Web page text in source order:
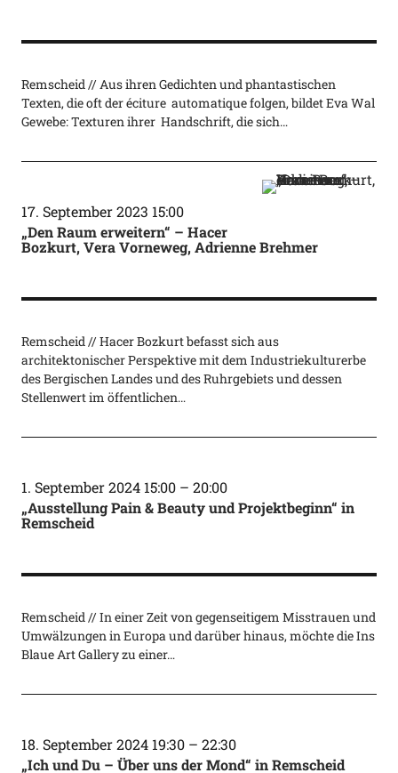
Remscheid // Aus ihren Gedichten und phantastischen
Texten, die oft der éciture automatique folgen, bildet Eva Wal
Gewebe: Texturen ihrer Handschrift, die sich…
17. September 2023 15:00
„Den Raum erweitern“ – Hacer
Bozkurt, Vera Vorneweg, Adrienne Brehmer
Remscheid // Hacer Bozkurt befasst sich aus
architektonischer Perspektive mit dem Industriekulturerbe
des Bergischen Landes und des Ruhrgebiets und dessen
Stellenwert im öffentlichen…
1. September 2024 15:00– 20:00
„Ausstellung Pain & Beauty und Projektbeginn“ in
Remscheid
Remscheid // In einer Zeit von gegenseitigem Misstrauen und
Umwälzungen in Europa und darüber hinaus, möchte die Ins
Blaue Art Gallery zu einer…
18. September 2024 19:30– 22:30
„Ich und Du – Über uns der Mond“ in Remscheid